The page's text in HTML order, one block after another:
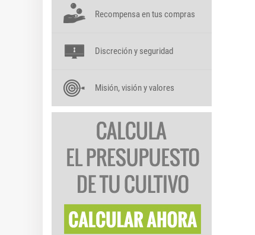
Recompensa en tus compras
Discreción y seguridad
Misión, visión y valores